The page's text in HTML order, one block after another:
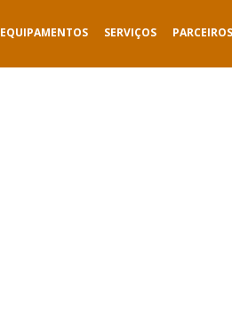
EQUIPAMENTOS SERVIÇOS PARCEIROS